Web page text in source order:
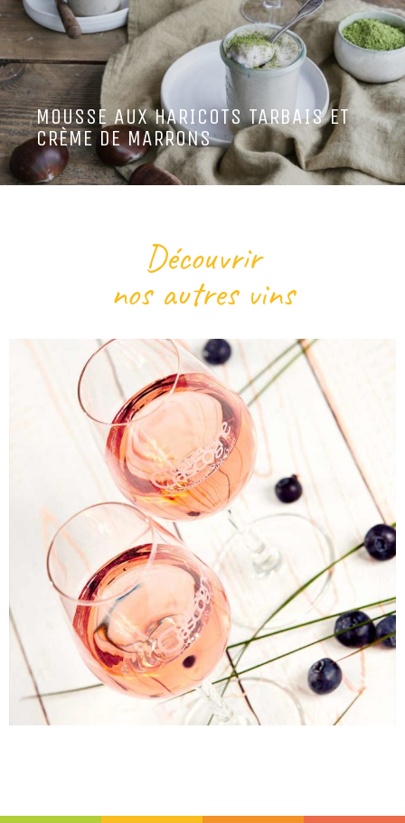
MOUSSE AUX HARICOTS TARBAIS ET
CRÈME DE MARRONS
Découvrir
nos autres vins